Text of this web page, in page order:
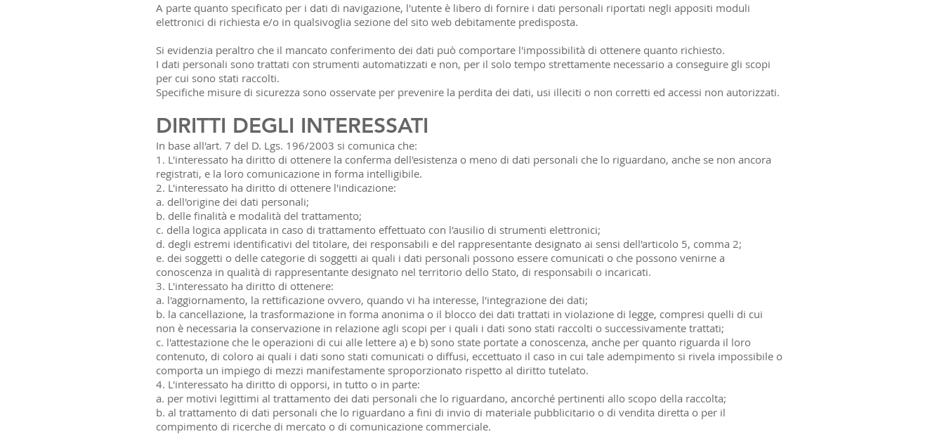
A parte quanto specificato per i dati di navigazione, l'utente è libero di fornire i dati personali riportati negli appositi moduli
elettronici di richiesta e/o in qualsivoglia sezione del sito web debitamente predisposta.
Si evidenzia peraltro che il mancato conferimento dei dati può comportare l'impossibilità di ottenere quanto richiesto.
I dati personali sono trattati con strumenti automatizzati e non, per il solo tempo strettamente necessario a conseguire gli scopi
per cui sono stati raccolti.
Specifiche misure di sicurezza sono osservate per prevenire la perdita dei dati, usi illeciti o non corretti ed accessi non autorizzati.
DIRITTI DEGLI INTERESSATI
In base all'art. 7 del D. Lgs. 196/2003 si comunica che:
1. L'interessato ha diritto di ottenere la conferma dell'esistenza o meno di dati personali che lo riguardano, anche se non ancora
registrati, e la loro comunicazione in forma intelligibile.
2. L'interessato ha diritto di ottenere l'indicazione:
a. dell'origine dei dati personali;
b. delle finalità e modalità del trattamento;
c. della logica applicata in caso di trattamento effettuato con l'ausilio di strumenti elettronici;
d. degli estremi identificativi del titolare, dei responsabili e del rappresentante designato ai sensi dell'articolo 5, comma 2;
e. dei soggetti o delle categorie di soggetti ai quali i dati personali possono essere comunicati o che possono venirne a
conoscenza in qualità di rappresentante designato nel territorio dello Stato, di responsabili o incaricati.
3. L'interessato ha diritto di ottenere:
a. l'aggiornamento, la rettificazione ovvero, quando vi ha interesse, l'integrazione dei dati;
b. la cancellazione, la trasformazione in forma anonima o il blocco dei dati trattati in violazione di legge, compresi quelli di cui
non è necessaria la conservazione in relazione agli scopi per i quali i dati sono stati raccolti o successivamente trattati;
c. l'attestazione che le operazioni di cui alle lettere a) e b) sono state portate a conoscenza, anche per quanto riguarda il loro
contenuto, di coloro ai quali i dati sono stati comunicati o diffusi, eccettuato il caso in cui tale adempimento si rivela impossibile o
comporta un impiego di mezzi manifestamente sproporzionato rispetto al diritto tutelato.
4. L'interessato ha diritto di opporsi, in tutto o in parte:
a. per motivi legittimi al trattamento dei dati personali che lo riguardano, ancorché pertinenti allo scopo della raccolta;
b. al trattamento di dati personali che lo riguardano a fini di invio di materiale pubblicitario o di vendita diretta o per il
compimento di ricerche di mercato o di comunicazione commerciale.